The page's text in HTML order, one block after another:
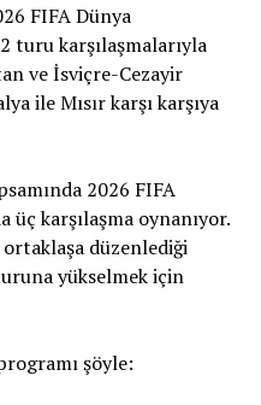
FIFA Dünya
turu karşılaşmalarıyla
ve İsviçre-Cezayir
ile Mısır karşı karşıya
2026 FIFA
üç karşılaşma oynanıyor.
ortaklaşa düzenlediği
yükselmek için
şöyle: